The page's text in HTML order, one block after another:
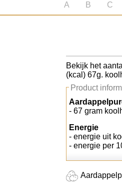
Diabetes test
Koolhydraten tellen
A B C
Bekijk het
(kcal) 67g.
Product
- 67 gram
Energie
- energie uit
- energie per